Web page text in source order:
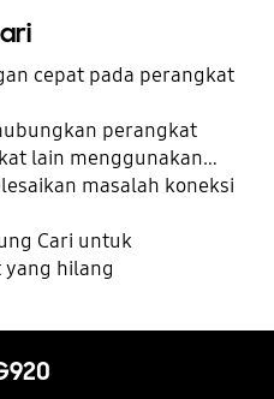
cepat pada perangkat
perangkat
lain menggunakan
masalah koneksi
Cari untuk
hilang